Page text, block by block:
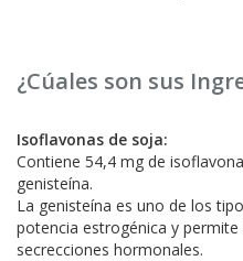
¿Cúales son sus
Isoflavonas de soja:
Contiene 54,4 mg de
genisteína.
La genisteína es uno de los
potencia estrogénica y
secrecciones hormonales.